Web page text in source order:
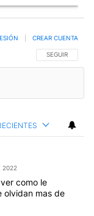
SIGA ESTA
SEGUIR
CREAR CUENTA
2022
como le
olvidan mas de